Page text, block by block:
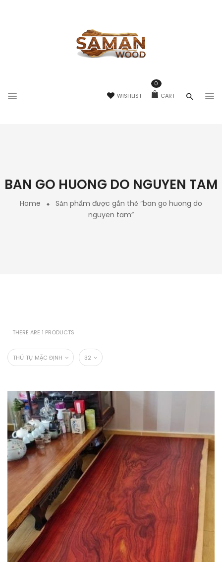
WISHLIST CART
0
BAN GO HUONG DO NGUYEN TAM
Home
Sản phẩm được gắn thẻ “ban go huong do
nguyen tam”
THERE ARE 1 PRODUCTS
THỨ TỰ MẶC ĐỊNH 32